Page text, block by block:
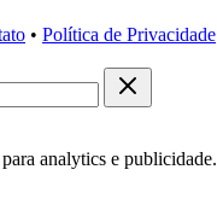
• Política de Privacidade
analytics e publicidade.